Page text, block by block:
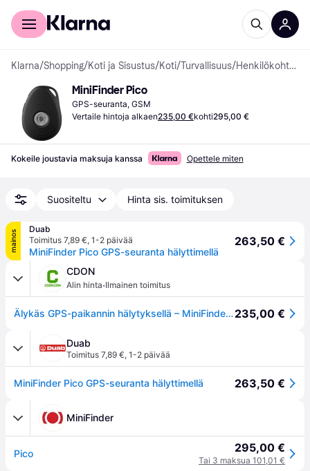
Kuluttajille
Klarna/Shopping/Koti ja Sisustus/Koti/Turvallisuus/ Henkilökohtainen Turvallisuus
MiniFinder Pico
GPS-seuranta, GSM
Vertaile hintoja alkaen235,00 €kohti295,00 €
Kokeile joustavia maksuja kanssa Opettele miten
Suositeltu Hinta sis. toimituksen
mainos
Duab
Toimitus 7,89 €, 1-2 päivää
MiniFinder Pico GPS-seuranta hälyttimellä
263,50 €
CDON
Alin hinta·Ilmainen toimitus
Älykäs GPS-paikannin hälytyksellä – MiniFinder Pico235,00 €
Duab
Toimitus 7,89 €, 1-2 päivää
MiniFinder Pico GPS-seuranta hälyttimellä 263,50 €
MiniFinder
Pico 295,00 €
Tai 3 maksua 101,01 €